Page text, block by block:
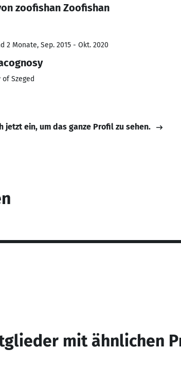
zoofishan Zoofishan
2 Monate, Sep. 2015 - Okt. 2020
Szeged
jetzt ein, um das ganze Profil zu sehen.
mit ähnlichen